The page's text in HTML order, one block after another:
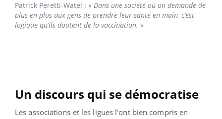
Patrick Peretti-Watel : « Dans une société où on demande de
plus en plus aux gens de prendre leur santé en main, c’est
logique qu’ils doutent de la vaccination. »
Un discours qui se démocratise
Les associations et les ligues l'ont bien compris en